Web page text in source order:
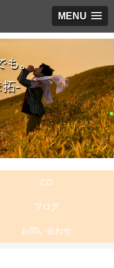
MENU
CD
ブログ
お問い合わせ